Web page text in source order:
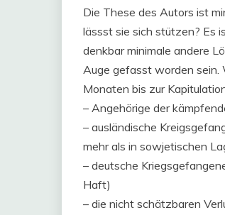
Die These des Autors ist
lässst sie sich stützen? Es
denkbar minimale andere
Auge gefasst worden sein.
Monaten bis zur
– Angehörige der
– ausländische
mehr als in sowjetischen
– deutsche
Haft)
– die nicht schätzbaren